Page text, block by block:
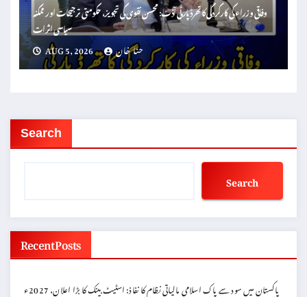
وفاقی وزراء کی کارکردگی کا تھرڈ پارٹی آڈٹ: محسن نقوی کی تجویز، حکومتی ترجیحات اور ممکنہ
سیاسی اثرات
AUG 5, 2026
حنا خان
Search
Search
Recent Posts
پاکستان میں سود سے پاک اسلامی مالیاتی نظام کا نفاذ: اسٹیٹ بینک کا بڑا اعلان، 2027ء